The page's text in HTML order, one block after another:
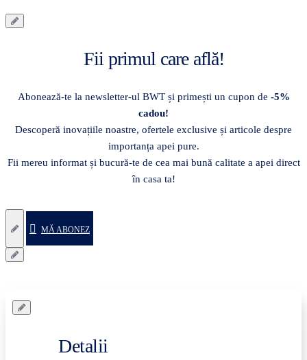
Fii primul care află!
Abonează-te la newsletter-ul BWT și primești un cupon de -5%
cadou!
Descoperă inovațiile noastre, ofertele exclusive și articole despre
importanța apei pure.
Fii mereu informat și bucură-te de cea mai bună calitate a apei direct
în casa ta!
MĂ ABONEZ
Detalii